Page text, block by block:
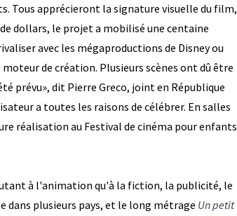
Tous apprécieront la signature visuelle du film,
dollars, le projet a mobilisé une centaine
avec les mégaproductions de Disney ou
de création. Plusieurs scènes ont dû être
prévu», dit Pierre Greco, joint en République
a toutes les raisons de célébrer. En salles
réalisation au Festival de cinéma pour enfants
à l'animation qu'à la fiction, la publicité, le
dans plusieurs pays, et le long métrage Un petit